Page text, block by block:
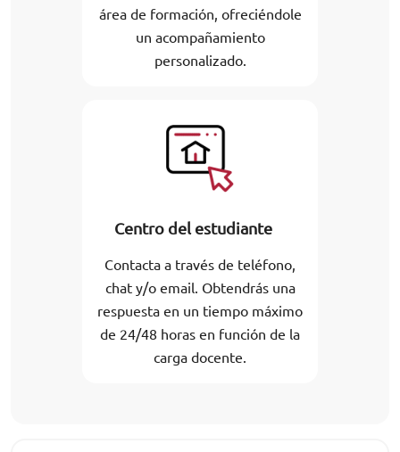
área de formación, ofreciéndole
un acompañamiento
personalizado.
Centro del estudiante
Contacta a través de teléfono,
chat y/o email. Obtendrás una
respuesta en un tiempo máximo
de 24/48 horas en función de la
carga docente.